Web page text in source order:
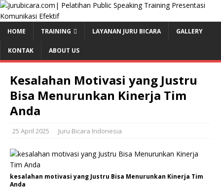
HOME TRAINING LAYANAN JURU BICARA GALLERY
KONTAK ABOUT US
Kesalahan Motivasi yang Justru
Bisa Menurunkan Kinerja Tim
Anda
25 April 2025 Juru Bicara Indonesia
kesalahan motivasi yang Justru Bisa Menurunkan Kinerja Tim
Anda